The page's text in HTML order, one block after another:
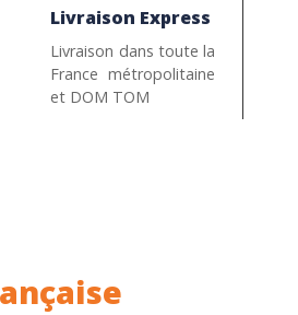
Livraison Express
Livraison dans toute la
France métropolitaine
et DOM TOM